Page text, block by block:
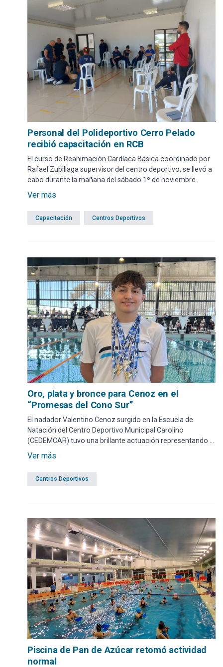
Personal del Polideportivo Cerro Pelado
recibió capacitación en RCB
El curso de Reanimación Cardíaca Básica coordinado por
Rafael Zubillaga supervisor del centro deportivo, se llevó a
cabo durante la mañana del sábado 1º de noviembre.
Ver más
Capacitación Centros Deportivos
Oro, plata y bronce para Cenoz en el
“Promesas del Cono Sur”
El nadador Valentino Cenoz surgido en la Escuela de
Natación del Centro Deportivo Municipal Carolino
(CEDEMCAR) tuvo una brillante actuación representando a
la Selección Uruguaya en el torneo internacional
Ver más
Centros Deportivos
Piscina de Pan de Azúcar retomó actividad
normal